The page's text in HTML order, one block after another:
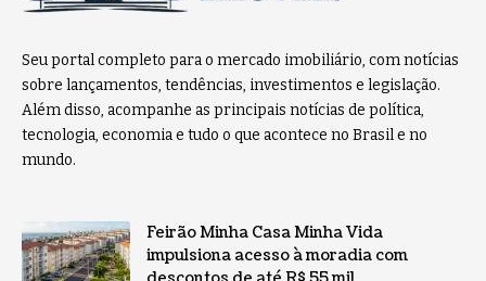
Seu portal completo para o mercado imobiliário, com notícias
sobre lançamentos, tendências, investimentos e legislação.
Além disso, acompanhe as principais notícias de política,
tecnologia, economia e tudo o que acontece no Brasil e no
mundo.
Feirão Minha Casa Minha Vida
impulsiona acesso à moradia com